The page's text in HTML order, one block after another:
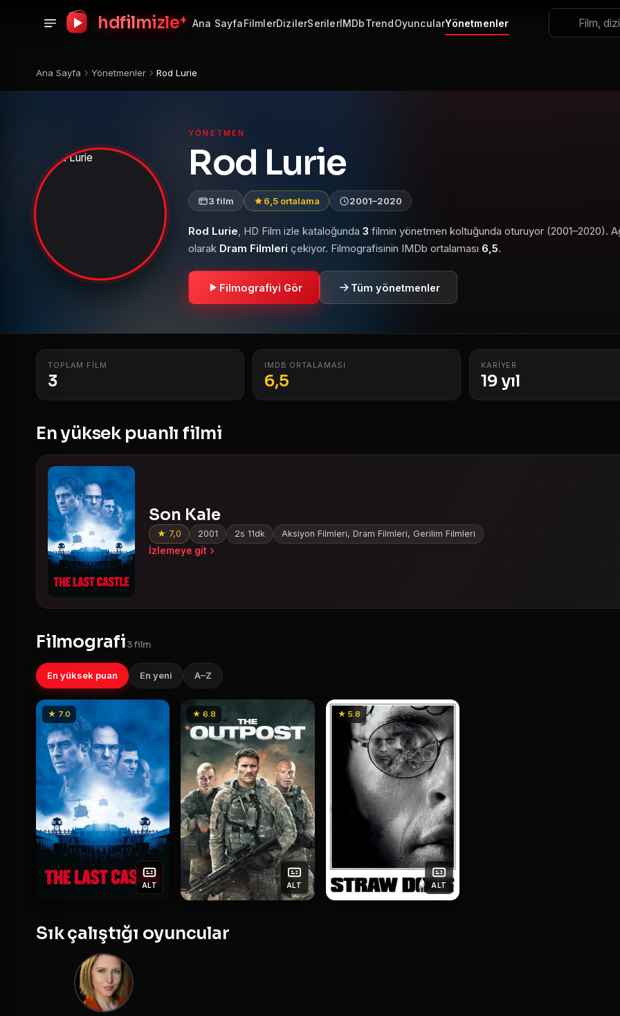
hdfilmizle+ Ana SayfaFilmlerDizilerSerilerIMDbTrendOyuncularYönetmenler
Ana Sayfa Yönetmenler Rod Lurie
YÖNETMEN
Rod Lurie
3 film 6,5 ortalama 2001–2020
Rod Lurie, HD Film izle kataloğunda 3 filmin yönetmen koltuğunda oturuyor (2001–2020).
olarak Dram Filmleri çekiyor. Filmografisinin IMDb ortalaması 6,5.
Filmografiyi Gör Tüm yönetmenler
TOPLAM FILM
3
IMDB ORTALAMASI
6,5
KARIYER
19 yıl
En yüksek puanlı filmi
Son Kale
★ 7,0 2001 2s 11dk Aksiyon Filmleri, Dram Filmleri, Gerilim Filmleri
İzlemeye git
Filmografi3 film
En yüksek puan En yeni A–Z
★ 7.0
ALT
★ 6.8
ALT
★ 5.8
ALT
Sık çalıştığı oyuncular